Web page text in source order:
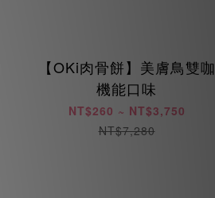
【OKi肉骨餅】美膚鳥雙咖
機能口味
NT$260 ~ NT$3,750
NT$7,280